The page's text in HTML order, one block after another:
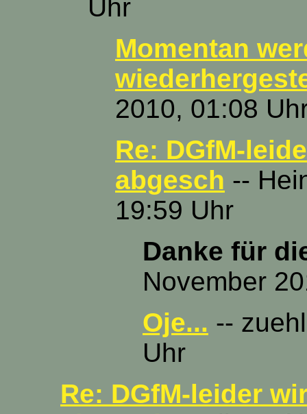
Uhr
Momentan
2010, 01:08
Re: DGfM-
abgesch --
19:59 Uhr
Danke für
November
Oje... --
Uhr
Re: DGfM-leider